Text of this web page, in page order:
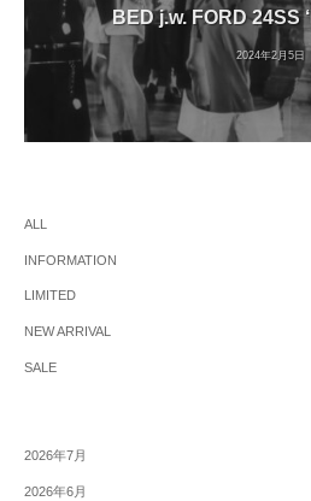
BED j.w. FORD 24SS
2024年2月5日
ALL
INFORMATION
LIMITED
NEW ARRIVAL
SALE
2026年7月
2026年6月